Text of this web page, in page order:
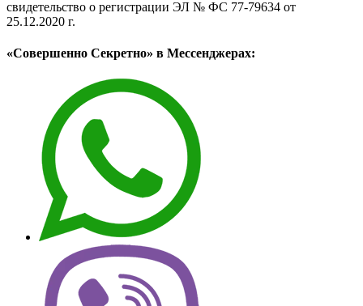
свидетельство о регистрации ЭЛ № ФС 77-79634 от
25.12.2020 г.
«Совершенно Секретно» в Мессенджерах: